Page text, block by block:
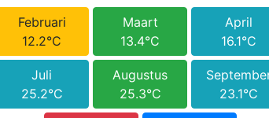
Februari
12.2°C
Maart
13.4°C
April
16.1°C
Juli
25.2°C
Augustus
25.3°C
23.1°C